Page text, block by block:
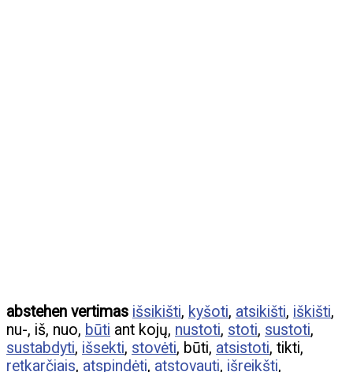
abstehen vertimas išsikišti, kyšoti, atsikišti, iškišti,
nu-, iš, nuo, būti ant kojų, nustoti, stoti, sustoti,
sustabdyti, išsekti, stovėti, būti, atsistoti, tikti,
retkarčiais, atspindėti, atstovauti, išreikšti,